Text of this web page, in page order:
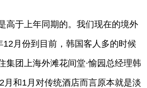
于上年同期的。我们现在的境外
月份到目前，韩国客人多的时候
集团上海外滩花间堂·愉园总经理韩
和1月对传统酒店而言原本就是淡